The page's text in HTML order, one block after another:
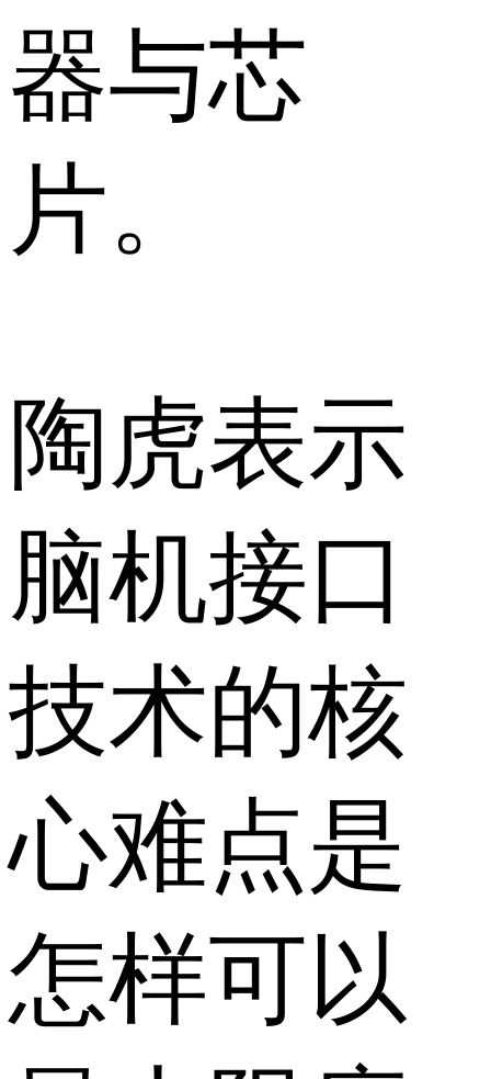
器与芯
片。
陶虎表示
脑机接口
技术的核
心难点是
怎样可以